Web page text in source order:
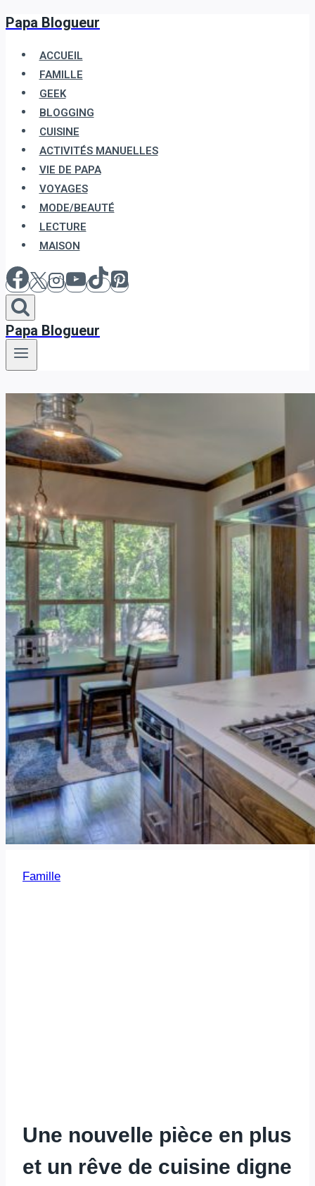
Aller
contenu
Papa Blogueur
ACCUEIL
FAMILLE
GEEK
BLOGGING
CUISINE
ACTIVITÉS MANUELLES
VIE DE PAPA
VOYAGES
MODE/BEAUTÉ
LECTURE
MAISON
Papa Blogueur
Famille
Une nouvelle pièce en plus
et un rêve de cuisine digne